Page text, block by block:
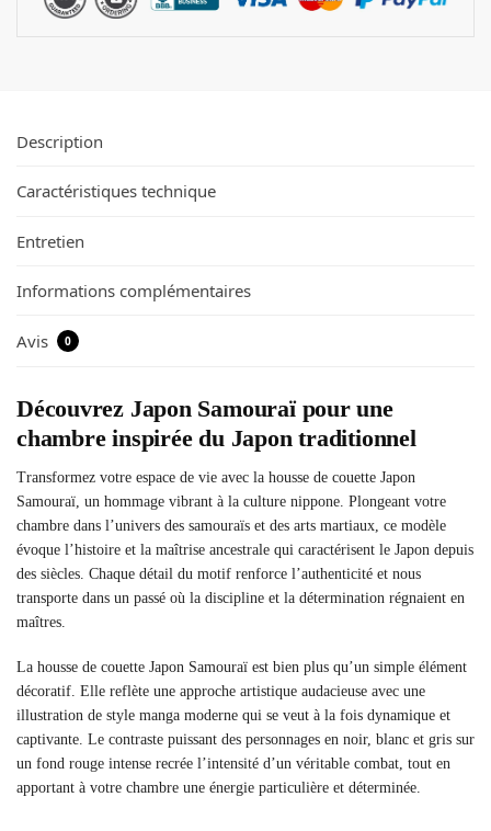
Description
Caractéristiques technique
Entretien
Informations complémentaires
Avis 0
Découvrez Japon Samouraï pour une
chambre inspirée du Japon traditionnel
Transformez votre espace de vie avec la housse de couette Japon
Samouraï, un hommage vibrant à la culture nippone. Plongeant votre
chambre dans l’univers des samouraïs et des arts martiaux, ce modèle
évoque l’histoire et la maîtrise ancestrale qui caractérisent le Japon depuis
des siècles. Chaque détail du motif renforce l’authenticité et nous
transporte dans un passé où la discipline et la détermination régnaient en
maîtres.
La housse de couette Japon Samouraï est bien plus qu’un simple élément
décoratif. Elle reflète une approche artistique audacieuse avec une
illustration de style manga moderne qui se veut à la fois dynamique et
captivante. Le contraste puissant des personnages en noir, blanc et gris sur
un fond rouge intense recrée l’intensité d’un véritable combat, tout en
apportant à votre chambre une énergie particulière et déterminée.